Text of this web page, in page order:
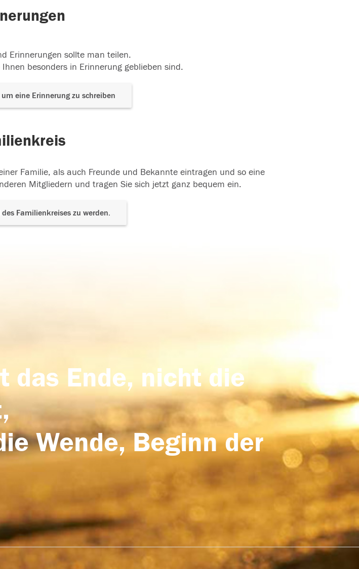
Erinnerungen sollte man teilen.
besonders in Erinnerung geblieben sind.
eine Erinnerung zu schreiben
Familie, als auch Freunde und Bekannte eintragen und so eine
Mitgliedern und tragen Sie sich jetzt ganz bequem ein.
Familienkreises zu werden.
das Ende, nicht die
Wende, Beginn der